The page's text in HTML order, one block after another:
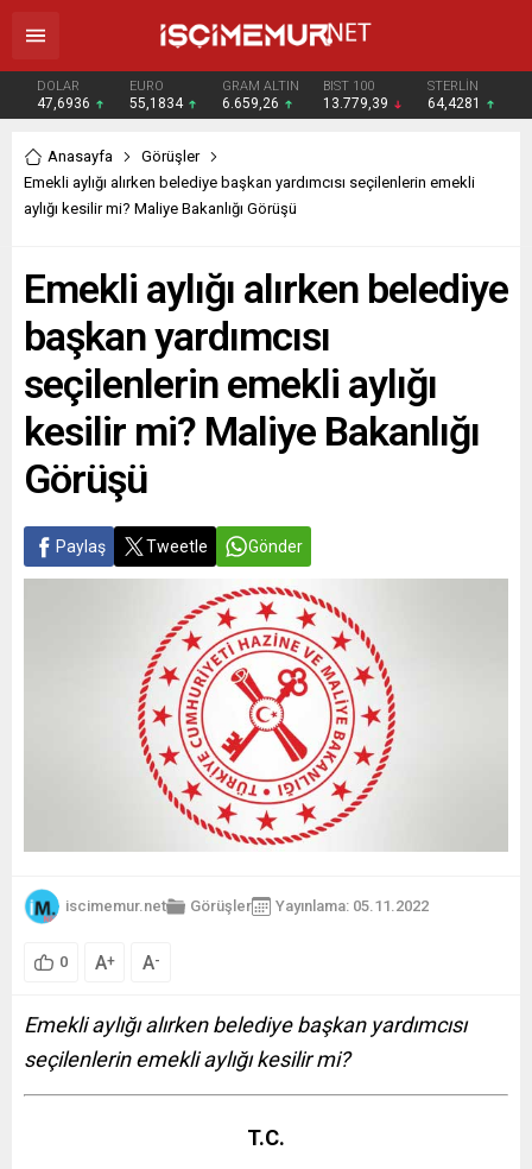
DOLAR
47,6936
EURO
55,1834
GRAM ALTIN
6.659,26
BIST 100
13.779,39
STERLİN
64,4281
Anasayfa
Görüşler
Emekli aylığı alırken belediye başkan yardımcısı seçilenlerin emekli
aylığı kesilir mi? Maliye Bakanlığı Görüşü
Emekli aylığı alırken belediye
başkan yardımcısı
seçilenlerin emekli aylığı
kesilir mi? Maliye Bakanlığı
Görüşü
Paylaş Tweetle Gönder
iscimemur.net Görüşler Yayınlama: 05.11.2022
0 A+ A-
Emekli aylığı alırken belediye başkan yardımcısı
seçilenlerin emekli aylığı kesilir mi?
T.C.